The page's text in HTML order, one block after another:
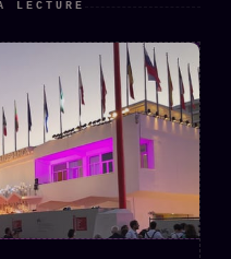
LECTURE